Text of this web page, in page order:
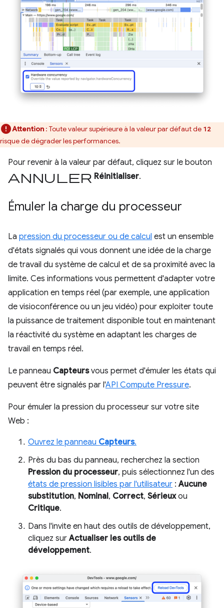
Attention : Toute valeur supérieure à la valeur par défaut de 12
risque de dégrader les performances.
Pour revenir à la valeur par défaut, cliquez sur le bouton
Annuler Réinitialiser.
Émuler la charge du processeur
La pression du processeur ou de calcul est un ensemble
d'états signalés qui vous donnent une idée de la charge
de travail du système de calcul et de sa proximité avec la
limite. Ces informations vous permettent d'adapter votre
application en temps réel (par exemple, une application
de visioconférence ou un jeu vidéo) pour exploiter toute
la puissance de traitement disponible tout en maintenant
la réactivité du système en adaptant les charges de
travail en temps réel.
Le panneau Capteursvous permet d'émuler les états qui
peuvent être signalés par l'API Compute Pressure.
Pour émuler la pression du processeur sur votre site
Web :
Ouvrez le panneau Capteurs.
Près du bas du panneau, recherchez la section
Pression du processeur, puis sélectionnez l'un des
états de pression lisibles par l'utilisateur :Aucune
substitution, Nominal, Correct, Sérieuxou
Critique.
Dans l'invite en haut des outils de développement,
cliquez surActualiser les outils de
développement.